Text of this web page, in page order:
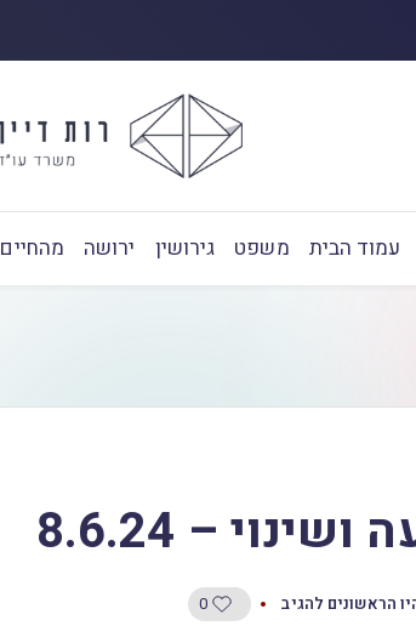
עמוד הבית משפט גירושין ירושה מהחיים
– 8.6.24
הראשונים להגיב 0